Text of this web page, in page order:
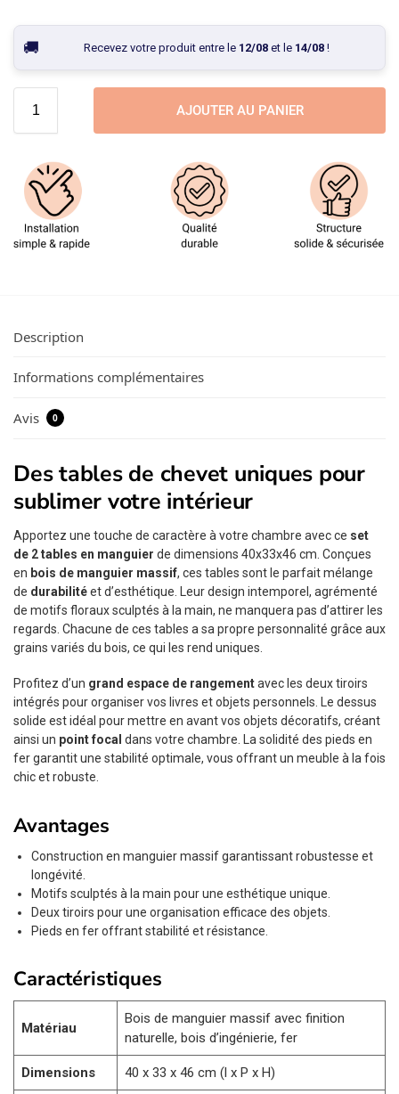
Recevez votre produit entre le 12/08et le 14/08!
AJOUTER AU PANIER
Description
Informations complémentaires
Avis 0
Des tables de chevet uniques pour
sublimer votre intérieur
Apportez une touche de caractère à votre chambre avec ce set
de 2 tables en manguier de dimensions 40x33x46 cm. Conçues
en bois de manguier massif, ces tables sont le parfait mélange
de durabilitéet d’esthétique. Leur design intemporel, agrémenté
de motifs floraux sculptés à la main, ne manquera pas d’attirer les
regards. Chacune de ces tables a sa propre personnalité grâce aux
grains variés du bois, ce qui les rend uniques.
Profitez d’un grand espace de rangementavec les deux tiroirs
intégrés pour organiser vos livres et objets personnels. Le dessus
solide est idéal pour mettre en avant vos objets décoratifs, créant
ainsi un point focal dans votre chambre. La solidité des pieds en
fer garantit une stabilité optimale, vous offrant un meuble à la fois
chic et robuste.
Avantages
Construction en manguier massif garantissant robustesse et
longévité.
Motifs sculptés à la main pour une esthétique unique.
Deux tiroirs pour une organisation efficace des objets.
Pieds en fer offrant stabilité et résistance.
Caractéristiques
Matériau
Bois de manguier massif avec finition
naturelle, bois d’ingénierie, fer
Dimensions 40 x 33 x 46 cm (l x P x H)